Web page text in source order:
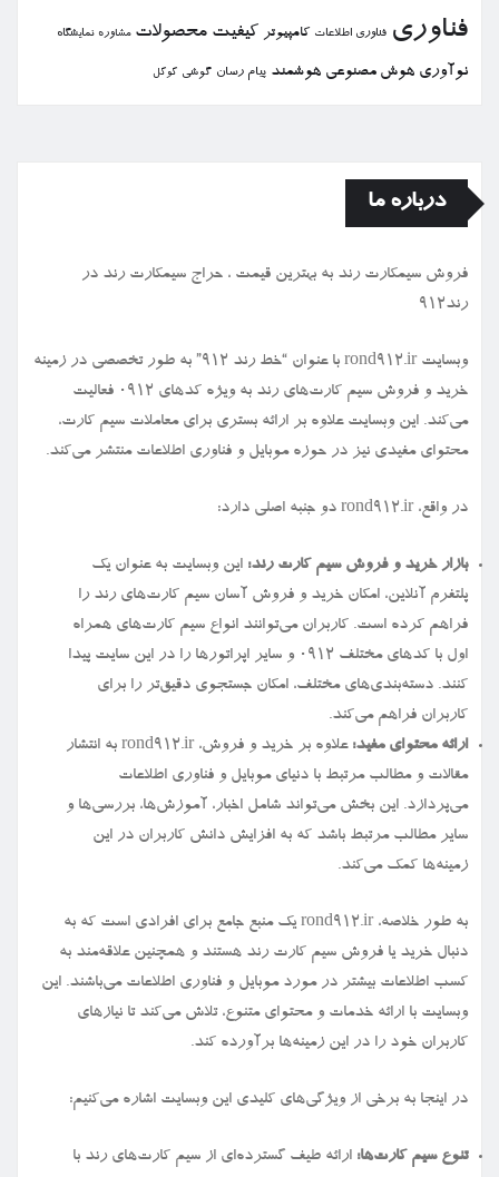
فناوری فناوری اطلاعات كامپیوتر كیفیت محصولات مشاوره نمایشگاه
نوآوری هوش مصنوعی هوشمند پیام رسان گوشی گوگل
درباره ما
فروش سیمكارت رند به بهترین قیمت ، حراج سیمكارت رند در
رند912
وبسایت rond912.ir با عنوان “خط رند ۹۱۲” به طور تخصصی در زمینه
خرید و فروش سیم کارت‌های رند به ویژه کدهای ۰۹۱۲ فعالیت
می‌کند. این وبسایت علاوه بر ارائه بستری برای معاملات سیم کارت،
محتوای مفیدی نیز در حوزه موبایل و فناوری اطلاعات منتشر می‌کند.
در واقع، rond912.ir دو جنبه اصلی دارد:
بازار خرید و فروش سیم کارت رند: این وبسایت به عنوان یک
پلتفرم آنلاین، امکان خرید و فروش آسان سیم کارت‌های رند را
فراهم کرده است. کاربران می‌توانند انواع سیم کارت‌های همراه
اول با کدهای مختلف ۰۹۱۲ و سایر اپراتورها را در این سایت پیدا
کنند. دسته‌بندی‌های مختلف، امکان جستجوی دقیق‌تر را برای
کاربران فراهم می‌کند.
ارائه محتوای مفید:
علاوه بر خرید و فروش، rond912.ir به انتشار
مقالات و مطالب مرتبط با دنیای موبایل و فناوری اطلاعات
می‌پردازد. این بخش می‌تواند شامل اخبار، آموزش‌ها، بررسی‌ها و
سایر مطالب مرتبط باشد که به افزایش دانش کاربران در این
زمینه‌ها کمک می‌کند.
به طور خلاصه، rond912.ir یک منبع جامع برای افرادی است که به
دنبال خرید یا فروش سیم کارت رند هستند و همچنین علاقه‌مند به
کسب اطلاعات بیشتر در مورد موبایل و فناوری اطلاعات می‌باشند. این
وبسایت با ارائه خدمات و محتوای متنوع، تلاش می‌کند تا نیازهای
کاربران خود را در این زمینه‌ها برآورده کند.
در اینجا به برخی از ویژگی‌های کلیدی این وبسایت اشاره می‌کنیم:
تنوع سیم کارت‌ها: ارائه طیف گسترده‌ای از سیم کارت‌های رند با